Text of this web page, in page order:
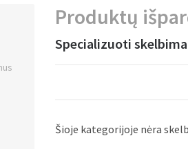
Produktų
Specializuoti
Šioje kategorijoje nėra